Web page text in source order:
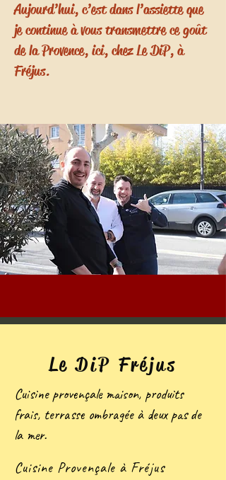
Aujourd’hui, c’est dans l’assiette que
je continue à vous transmettre ce goût
de la Provence, ici, chez Le DiP, à
Fréjus.
Le DiP Fréjus
Cuisine provençale maison, produits
frais, terrasse ombragée à deux pas de
la mer.
Cuisine Provençale à Fréjus